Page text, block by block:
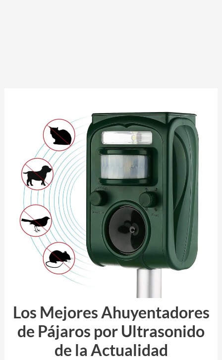
Los Mejores Ahuyentadores
de Pájaros por Ultrasonido
de la Actualidad